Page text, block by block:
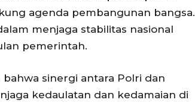
agenda pembangunan bangsa.
menjaga stabilitas nasional
pemerintah.
sinergi antara Polri dan
kedaulatan dan kedamaian di